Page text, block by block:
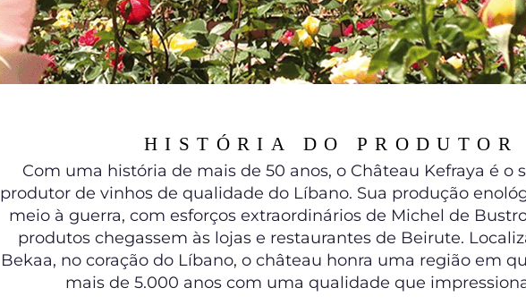
HISTÓRIA DO PRODUTOR
Com uma história de mais de 50 anos, o Château Kefraya é o
produtor de vinhos de qualidade do Líbano. Sua produção
meio à guerra, com esforços extraordinários de Michel de
produtos chegassem às lojas e restaurantes de Beirute.
Bekaa, no coração do Líbano, o château honra uma região em
mais de 5.000 anos com uma qualidade que